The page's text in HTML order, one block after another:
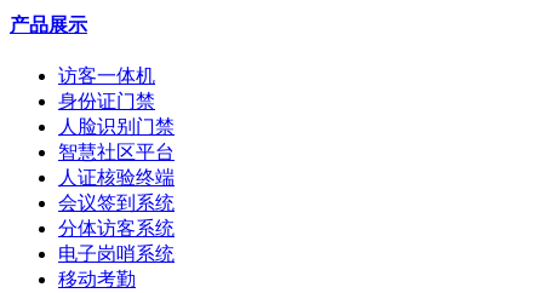
产品展示
访客一体机
身份证门禁
人脸识别门禁
智慧社区平台
人证核验终端
会议签到系统
分体访客系统
电子岗哨系统
移动考勤